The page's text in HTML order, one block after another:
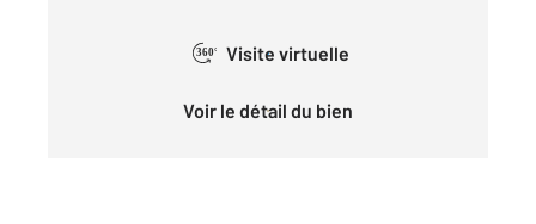
360° Visite virtuelle
Voir le détail du bien